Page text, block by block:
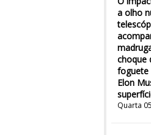
a olho
choque
foguete
Elon
Quarta